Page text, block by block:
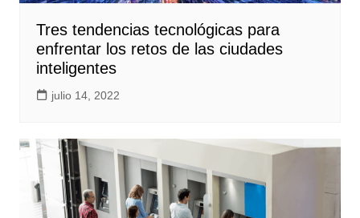
Tres tendencias tecnológicas para
enfrentar los retos de las ciudades
inteligentes
julio 14, 2022